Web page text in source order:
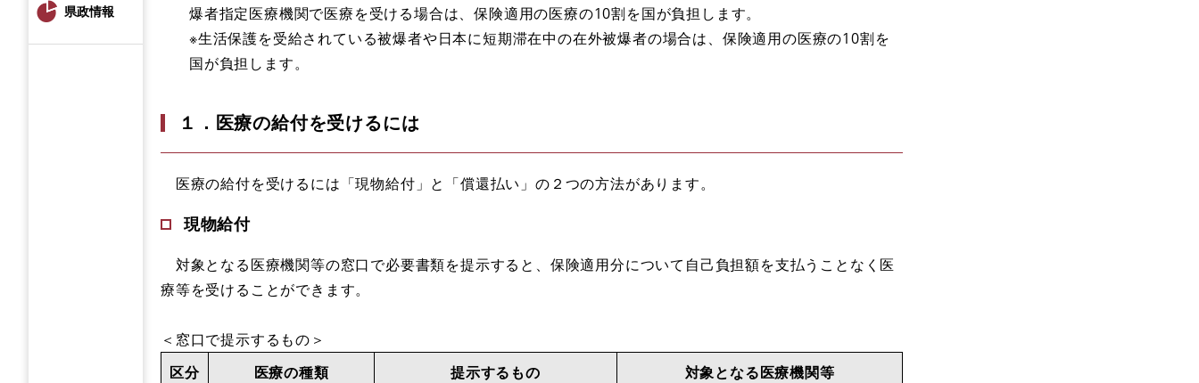
県政情報
爆者指定医療機関で医療を受ける場合は、保険適用の医療の10割を国が負担します。
※生活保護を受給されている被爆者や日本に短期滞在中の在外被爆者の場合は、保険適用の医療の10割を
国が負担します。
１．医療の給付を受けるには
医療の給付を受けるには「現物給付」と「償還払い」の２つの方法があります。
現物給付
対象となる医療機関等の窓口で必要書類を提示すると、保険適用分について自己負担額を支払うことなく医
療等を受けることができます。
＜窓口で提示するもの＞
区分
医療の種類 提示するもの 対象となる医療機関等